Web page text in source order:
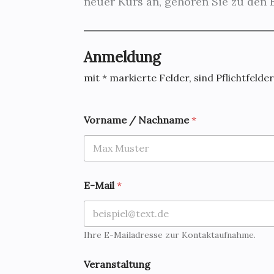
Anmeldung
mit * markierte Felder, sind
Vorname / Nachname*
E-Mail *
Ihre E-Mailadresse zur Kontaktaufnahme.
Veranstaltung